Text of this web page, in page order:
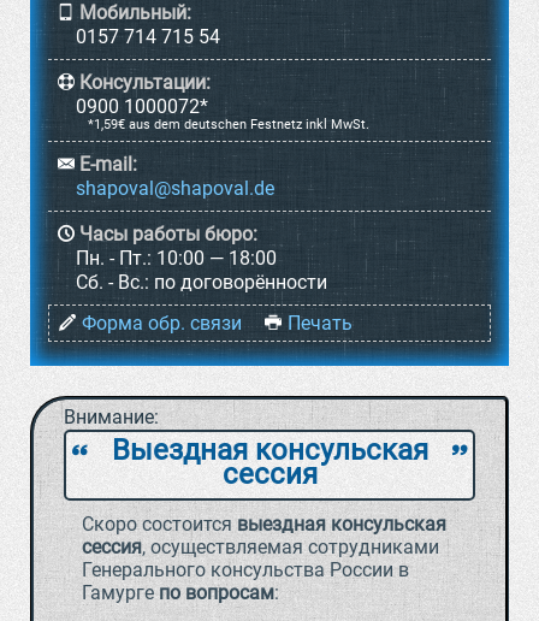
Мобильный:
0157 714 715 54
Консультации:
0900 1000072*
*1,59€ aus dem deutschen Festnetz inkl MwSt.
E-mail:
Часы работы бюро:
Пн. - Пт.: 10:00 — 18:00
Cб. - Вс.: по договорённости
Форма обр. связи
Печать
Внимание:
` a
Выездная консульская
сессия
Скоро состоится выездная консульская
сессия, осуществляемая сотрудниками
Генерального консульства России в
Гамургепо вопросам: